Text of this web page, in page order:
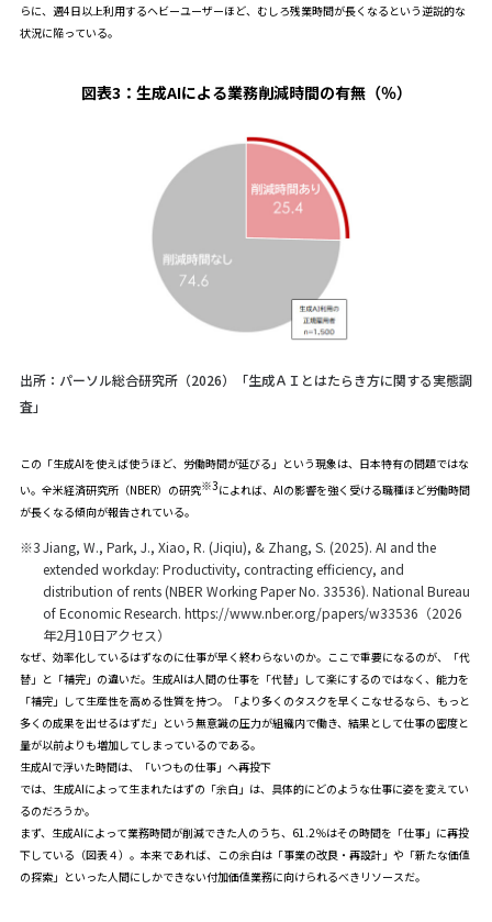
らに、週4日以上利用するヘビーユーザーほど、むしろ残業時間が長くなるという逆説的な
状況に陥っている。
図表3： 生成AIによる業務削減時間の有無（％）
出所：パーソル総合研究所（2026）「生成ＡＩとはたらき方に関する実態調
査」
この「生成AIを使えば使うほど、労働時間が延びる」という現象は、日本特有の問題ではな
い。全米経済研究所（NBER）の研究※3によれば、AIの影響を強く受ける職種ほど労働時間
が長くなる傾向が報告されている。
※3Jiang, W., Park, J., Xiao, R. (Jiqiu), & Zhang, S. (2025). AI and the
extended workday: Productivity, contracting efficiency, and
distribution of rents (NBER Working Paper No. 33536). National Bureau
of Economic Research. https://www.nber.org/papers/w33536 （2026
年2月10日アクセス）
なぜ、効率化しているはずなのに仕事が早く終わらないのか。ここで重要になるのが、「代
替」と「補完」の違いだ。生成AIは人間の仕事を「代替」して楽にするのではなく、能力を
「補完」して生産性を高める性質を持つ。「より多くのタスクを早くこなせるなら、もっと
多くの成果を出せるはずだ」という無意識の圧力が組織内で働き、結果として仕事の密度と
量が以前よりも増加してしまっているのである。
生成AIで浮いた時間は、「いつもの仕事」へ再投下
では、生成AIによって生まれたはずの「余白」は、具体的にどのような仕事に姿を変えてい
るのだろうか。
まず、生成AIによって業務時間が削減できた人のうち、61.2％はその時間を「仕事」に再投
下している（図表４）。本来であれば、この余白は「事業の改良・再設計」や「新たな価値
の探索」といった人間にしかできない付加価値業務に向けられるべきリソースだ。